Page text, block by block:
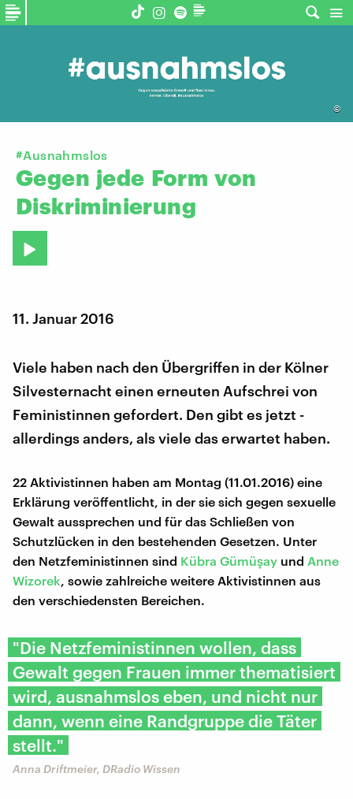
©
#Ausnahmslos
Gegen jede Form von
Diskriminierung
11. Januar 2016
Viele haben nach den Übergriffen in der Kölner
Silvesternacht einen erneuten Aufschrei von
Feministinnen gefordert. Den gibt es jetzt -
allerdings anders, als viele das erwartet haben.
22 Aktivistinnen haben am Montag (11.01.2016) eine
Erklärung veröffentlicht, in der sie sich gegen sexuelle
Gewalt aussprechen und für das Schließen von
Schutzlücken in den bestehenden Gesetzen. Unter
den Netzfeministinnen sind Kübra Gümüşay und Anne
Wizorek , sowie zahlreiche weitere Aktivistinnen aus
den verschiedensten Bereichen.
"Die Netzfeministinnen wollen, dass
Gewalt gegen Frauen immer thematisiert
wird, ausnahmslos eben, und nicht nur
dann, wenn eine Randgruppe die Täter
stellt."
Anna Driftmeier, DRadio Wissen